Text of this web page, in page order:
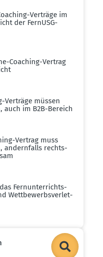
Verträge im
der FernUSG-
Coaching-Vertrag
Verträge müssen
auch im B2B-Bereich
Vertrag muss
andern­falls rechts­
das Fernun­ter­richts­
Wettbe­werbs­ver­let­